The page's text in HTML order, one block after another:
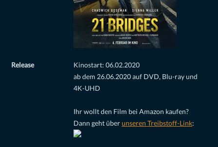
Release
Kinostart: 06.02.2020
ab dem 26.06.2020 auf DVD, Blu-ray und
4K-UHD
Ihr wollt den Film bei Amazon kaufen?
Dann geht überunseren Treibstoff-Link: